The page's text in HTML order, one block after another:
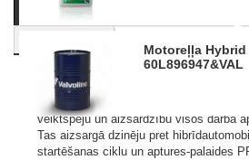
Motoreļļa Hybrid C5 0W20
60L896947&VAL
Apraksts Informācija par produktu
Augstas kvalitātes sintētiskā eļļa, kas
hibrīdautomobiļiem. Šis PROdukts
veiktspēju un aizsardzību visos darba
Tas aizsargā dzinēju pret
startēšanas ciklu un aptures-palaides